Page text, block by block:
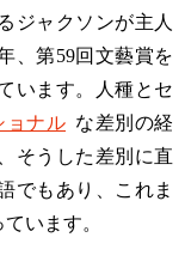
ジャクソンが主人
、第59回文藝賞を
います。人種とセ
ョナル な差別の経
そうした差別に直
でもあり、これま
います。